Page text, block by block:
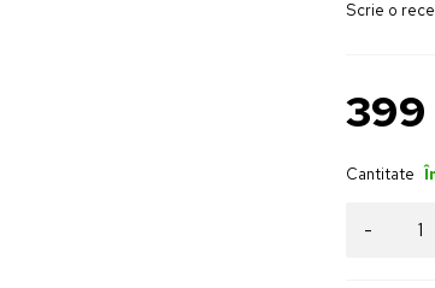
Scrie o
399
Cantitate